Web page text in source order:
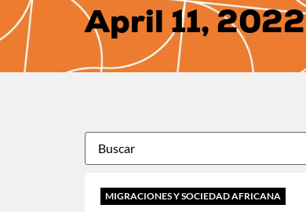
April 11, 2022
MIGRACIONES Y SOCIEDAD AFRICANA